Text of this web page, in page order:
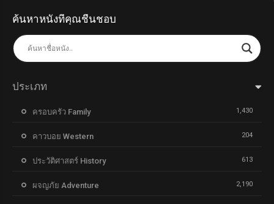
ค้นหาหนังที่คุณชื่นชอบ
ประเภท
ครอบครัว Family 1,430
คาวบอย Western 204
ประวัติศาสตร์ History 613
ผจญภัย Adventure 2,190